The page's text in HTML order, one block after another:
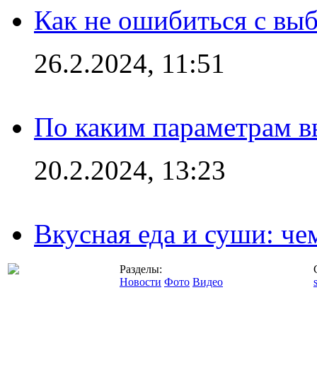
Как не ошибиться с
26.2.2024, 11:51
По каким параметрам
20.2.2024, 13:23
Вкусная еда и суши:
Разделы:
Новости Фото Видео